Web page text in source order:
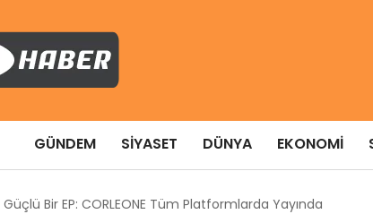
GÜNDEM SIYASET DÜNYA EKONOMI
Bir EP: CORLEONE Tüm Platformlarda Yayında